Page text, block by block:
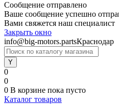
Сообщение отправлено
Ваше сообщение успешно
Вами свяжется наш специалист
Закрыть окно
info@big-motors.partsКраснодар
0
0
0 В корзине пока пусто
Каталог товаров